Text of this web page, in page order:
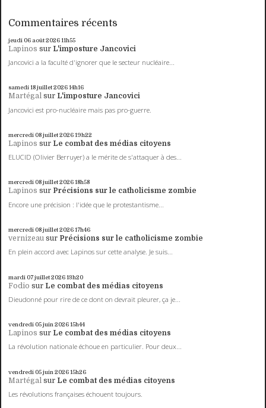
Commentaires récents
jeudi 06 août 202611h55
Lapinos sur L'imposture Jancovici
Jancovici a la faculté d'ignorer que le secteur nucléaire...
samedi 18juillet 202614h16
Martégal sur L'imposture Jancovici
Jancovici est pro-nucléaire mais pas pro-guerre.
mercredi 08juillet 202619h22
Lapinos sur Le combat des médias citoyens
ELUCID (Olivier Berruyer) a le mérite de s'attaquer à des...
mercredi 08juillet 202618h58
Lapinos sur Précisions sur le catholicisme zombie
Encore une précision : l'idée que le protestantisme...
mercredi 08juillet 202617h46
vernizeau sur Précisions sur le catholicisme zombie
En plein accord avec Lapinos sur cette analyse. Je suis...
mardi 07juillet 202613h20
Fodio sur Le combat des médias citoyens
Dieudonné pour rire de ce dont on devrait pleurer, ça je...
vendredi 05juin 202615h44
Lapinos sur Le combat des médias citoyens
La révolution nationale échoue en particulier. Pour deux...
vendredi 05juin 202615h26
Martégal sur Le combat des médias citoyens
Les révolutions françaises échouent toujours.